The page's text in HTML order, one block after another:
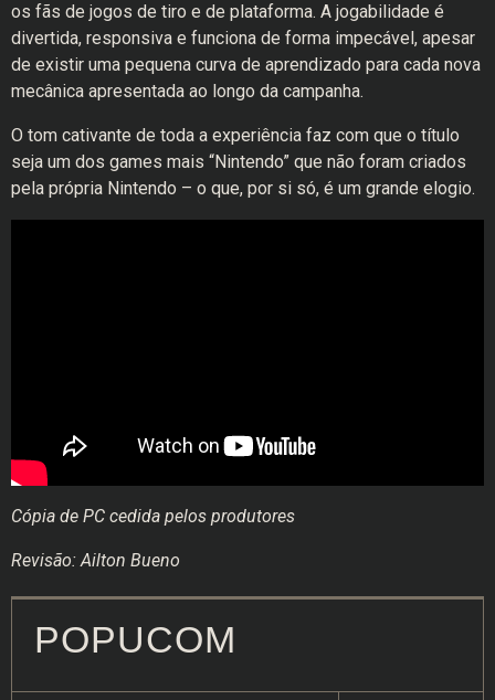
os fãs de jogos de tiro e de plataforma. A jogabilidade é
divertida, responsiva e funciona de forma impecável, apesar
de existir uma pequena curva de aprendizado para cada nova
mecânica apresentada ao longo da campanha.
O tom cativante de toda a experiência faz com que o título
seja um dos games mais “Nintendo” que não foram criados
pela própria Nintendo – o que, por si só, é um grande elogio.
Cópia de PC cedida pelos produtores
Revisão: Ailton Bueno
POPUCOM